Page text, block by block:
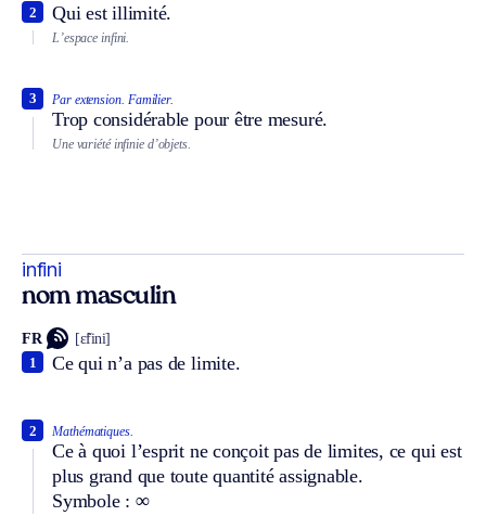
Qui est illimité.
2
L’espace infini.
Par extension. Familier.
Trop considérable pour être mesuré.
3
Une variété infinie d’objets.
infini
nom masculin
FR [ɛ̃fini]
Ce qui n’a pas de limite.
1
Mathématiques.
Ce à quoi l’esprit ne conçoit pas de limites, ce qui est
plus grand que toute quantité assignable.
Symbole : ∞
2